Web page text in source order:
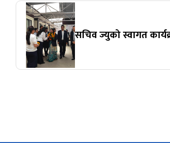
सचिव ज्युको स्वागत